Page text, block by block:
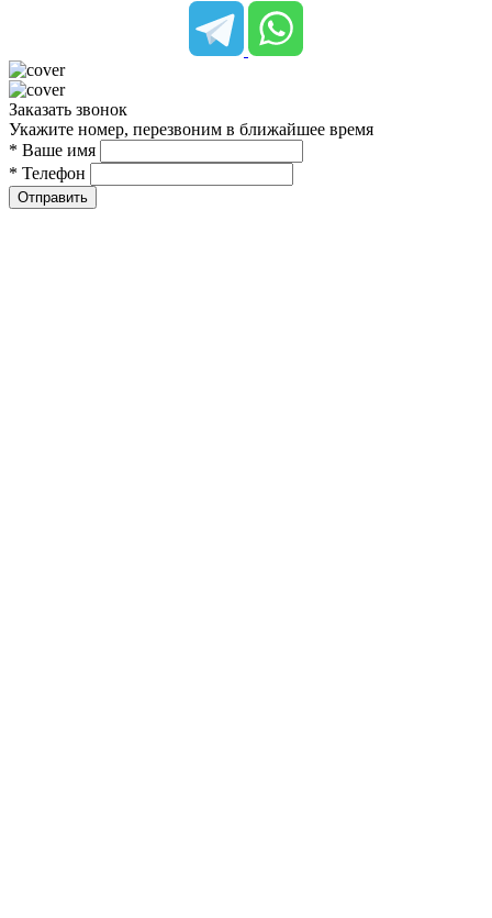
Заказать звонок
Укажите номер, перезвоним в ближайшее время
* Ваше имя
* Телефон
Отправить